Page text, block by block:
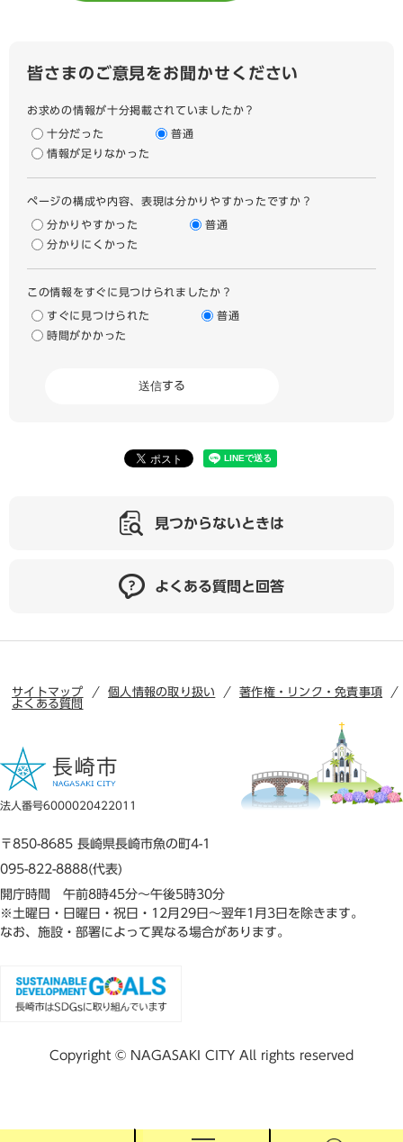
皆さまのご意見をお聞かせください
お求めの情報が十分掲載されていましたか？
十分だった
普通
情報が足りなかった
ページの構成や内容、表現は分かりやすかったですか？
分かりやすかった
普通
分かりにくかった
この情報をすぐに見つけられましたか？
すぐに見つけられた
普通
時間がかかった
見つからないときは
よくある質問と回答
サイトマップ 個人情報の取り扱い
著作権・リンク・免責事項
よくある質問
法人番号6000020422011
〒850-8685 長崎県長崎市魚の町4-1
095-822-8888(代表)
開庁時間 午前8時45分～午後5時30分
※土曜日・日曜日・祝日・12月29日～翌年1月3日を除きます。
なお、施設・部署によって異なる場合があります。
Copyright © NAGASAKI CITY All rights reserved